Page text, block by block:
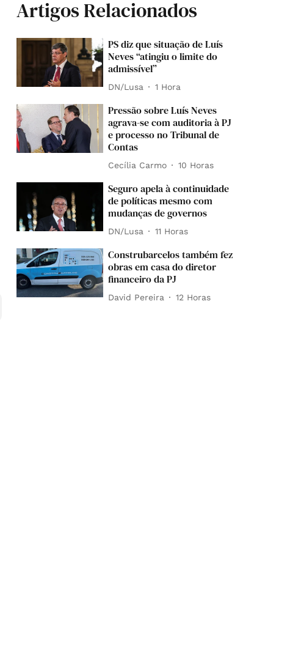
Artigos Relacionados
PS diz que situação de Luís
Neves “atingiu o limite do
admissível”
DN/Lusa 1 Hora
Pressão sobre Luís Neves
agrava-se com auditoria à PJ
e processo no Tribunal de
Contas
Cecília Carmo 10 Horas
Seguro apela à continuidade
de políticas mesmo com
mudanças de governos
DN/Lusa 11 Horas
Construbarcelos também fez
obras em casa do diretor
financeiro da PJ
David Pereira 12 Horas